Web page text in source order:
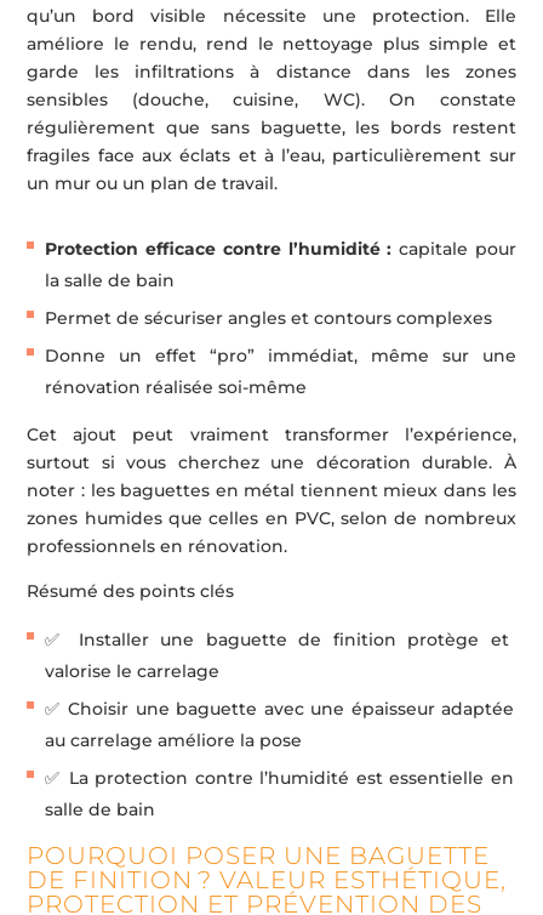
qu’un bord visible nécessite une protection. Elle
améliore le rendu, rend le nettoyage plus simple et
garde les infiltrations à distance dans les zones
sensibles (douche, cuisine, WC). On constate
régulièrement que sans baguette, les bords restent
fragiles face aux éclats et à l’eau, particulièrement sur
un mur ou un plan de travail.
Protection efficace contre l’humidité : capitale pour
la salle de bain
Permet de sécuriser angles et contours complexes
Donne un effet “pro” immédiat, même sur une
rénovation réalisée soi-même
Cet ajout peut vraiment transformer l’expérience,
surtout si vous cherchez une décoration durable. À
noter : les baguettes en métal tiennent mieux dans les
zones humides que celles en PVC, selon de nombreux
professionnels en rénovation.
Résumé des points clés
✅ Installer une baguette de finition protège et
valorise le carrelage
✅ Choisir une baguette avec une épaisseur adaptée
au carrelage améliore la pose
✅ La protection contre l’humidité est essentielle en
salle de bain
POURQUOI POSER UNE BAGUETTE
DE FINITION ? VALEUR ESTHÉTIQUE,
PROTECTION ET PRÉVENTION DES